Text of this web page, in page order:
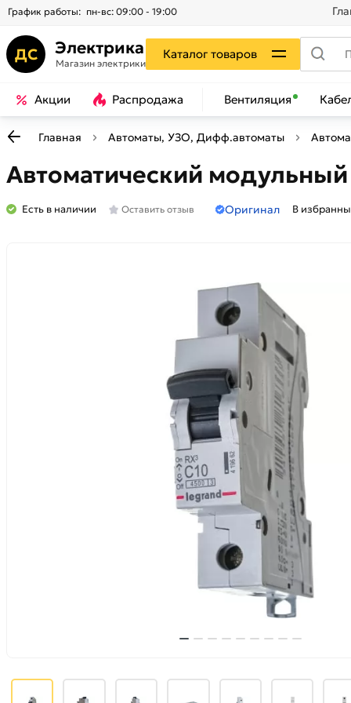
График работы: пн-вс: 09:00 - 19:00
ДС Электрика
Магазин электрики
Каталог товаров
Акции Распродажа Вентиляция
Главная Автоматы, УЗО, Дифф.автоматы
Автоматический
Есть в наличии Оставить отзыв Оригинал В